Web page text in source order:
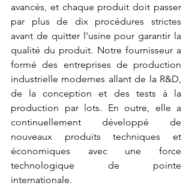
avancés, et chaque produit doit passer
par plus de dix procédures strictes
avant de quitter l'usine pour garantir la
qualité du produit. Notre fournisseur a
formé des entreprises de production
industrielle modernes allant de la R&D,
de la conception et des tests à la
production par lots. En outre, elle a
continuellement développé de
nouveaux produits techniques et
économiques avec une force
technologique de pointe
internationale.